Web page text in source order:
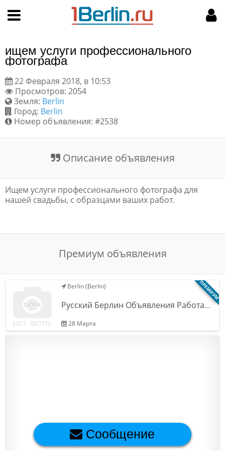
Поиск
Пользовательское соглашение
Правила доски объявлений
Текстовая реклама
МОЙ АККАУНТ
Мои объявления
ищем услуги профессионального
фотографа
22 Февраля 2018, в 10:53
Просмотров: 2054
Земля: Berlin
Город: Berlin
Номер объявления: #2538
Описание объявления
Ищем услуги профессионального фотографа для
нашей свадьбы, с образцами ваших работ.
Премиум объявления
ПРЕМИУМ
Berlin (Berlin)
Русский Берлин Объявления Работа…
28 Марта
Сообщение